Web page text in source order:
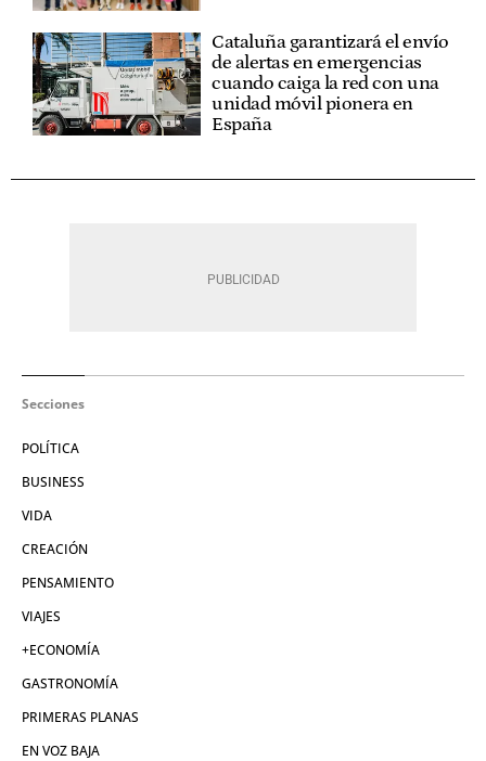
Cataluña garantizará el envío
de alertas en emergencias
cuando caiga la red con una
unidad móvil pionera en
España
Secciones
POLÍTICA
BUSINESS
VIDA
CREACIÓN
PENSAMIENTO
VIAJES
+ECONOMÍA
GASTRONOMÍA
PRIMERAS PLANAS
EN VOZ BAJA